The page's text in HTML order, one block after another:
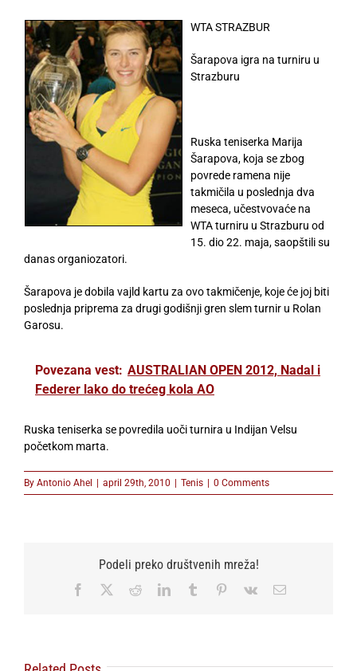
WTA STRAZBUR
Šarapova igra na turniru u
Strazburu
Ruska teniserka Marija
Šarapova, koja se zbog
povrede ramena nije
takmičila u poslednja dva
meseca, učestvovaće na
WTA turniru u Strazburu od
15. dio 22. maja, saopštili su
danas organiozatori.
Šarapova je dobila vajld kartu za ovo takmičenje, koje će joj biti
poslednja priprema za drugi godišnji gren slem turnir u Rolan
Garosu.
Povezana vest: AUSTRALIAN OPEN 2012, Nadal i
Federer lako do trećeg kola AO
Ruska teniserka se povredila uoči turnira u Indijan Velsu
početkom marta.
By Antonio Ahel | april 29th, 2010 | Tenis | 0 Comments
Podeli preko društvenih mreža!
Facebook RedditLinkedInTumblr Pinterest
Vk Email